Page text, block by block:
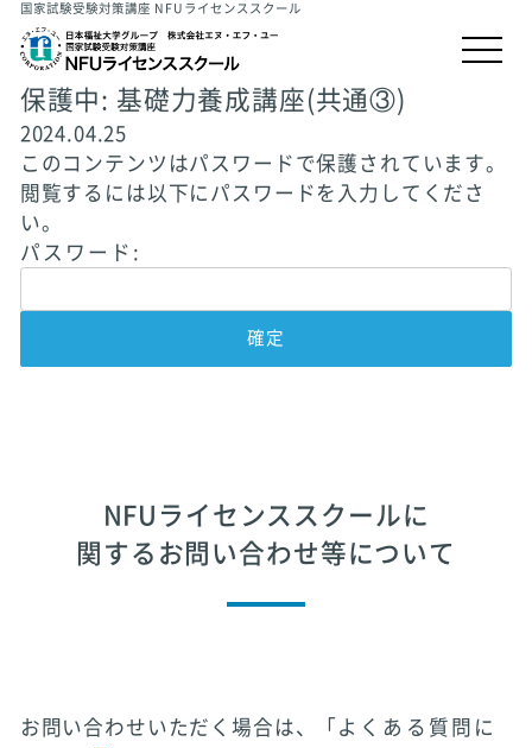
国家試験受験対策講座 NFUライセンススクール
保護中: 基礎力養成講座(共通③)
2024.04.25
このコンテンツはパスワードで保護されています。
閲覧するには以下にパスワードを入力してくださ
い。
パスワード:
NFUライセンススクールに
関するお問い合わせ等について
お問い合わせいただく場合は、「 よくある質問に